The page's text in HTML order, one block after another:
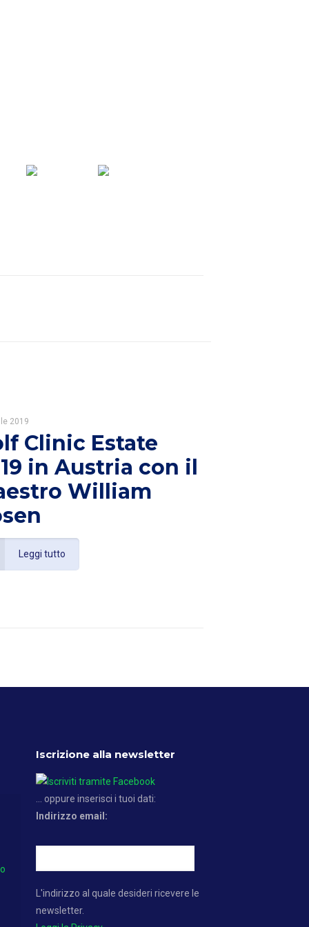
2019
Clinic Estate
in Austria con il
William
Leggi tutto
Iscrizione alla newsletter
... oppure inserisci i tuoi dati:
Indirizzo email:
L'indirizzo al quale desideri ricevere le
newsletter.